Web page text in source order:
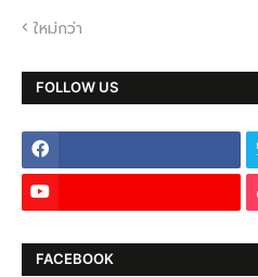
ใหม่กว่า
FOLLOW US
FACEBOOK